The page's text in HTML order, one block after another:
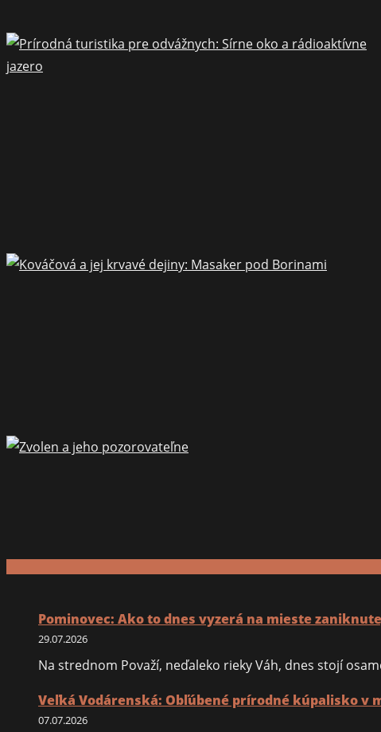
Pominovec: Ako to dnes vyzerá na mieste
29.07.2026
Na strednom Považí, neďaleko rieky Váh, dnes stojí
Veľká Vodárenská: Obľúbené prírodné kúpalisko v
07.07.2026